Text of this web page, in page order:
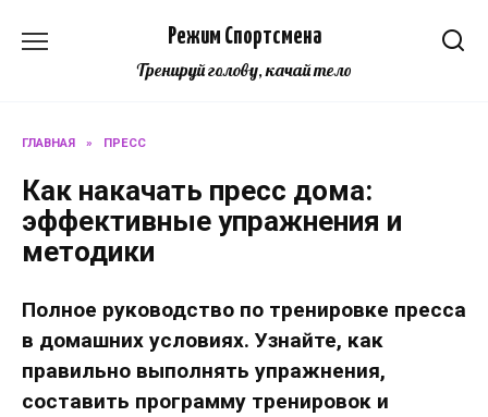
Режим Спортсмена
Тренируй голову, качай тело
ГЛАВНАЯ » ПРЕСС
Как накачать пресс дома:
эффективные упражнения и
методики
Полное руководство по тренировке пресса
в домашних условиях. Узнайте, как
правильно выполнять упражнения,
составить программу тренировок и